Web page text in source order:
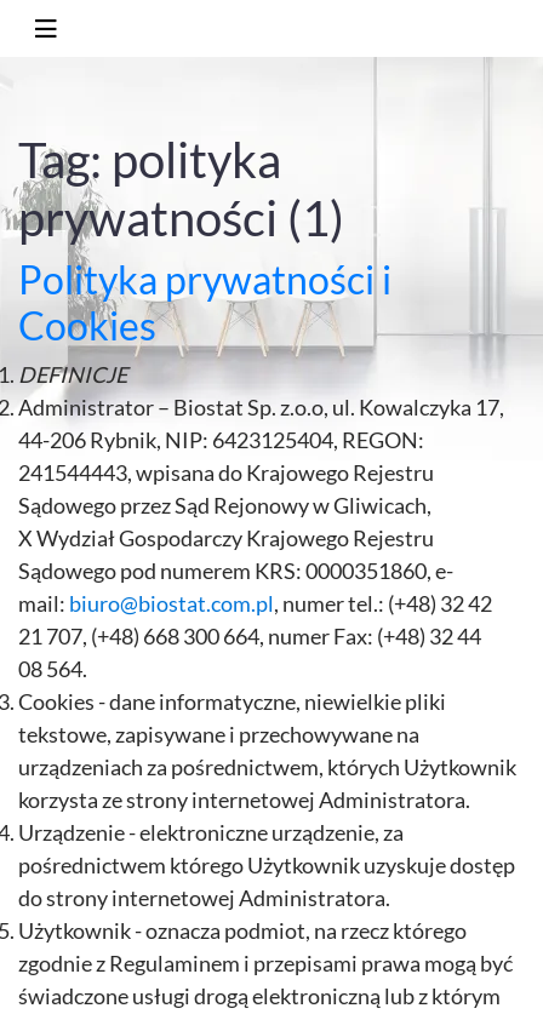
Tag: polityka
prywatności (1)
Polityka prywatności i
Cookies
DEFINICJE
Administrator – Biostat Sp. z.o.o, ul. Kowalczyka 17,
44-206 Rybnik, NIP: 6423125404, REGON:
241544443, wpisana do Krajowego Rejestru
Sądowego przez Sąd Rejonowy w Gliwicach,
X Wydział Gospodarczy Krajowego Rejestru
Sądowego pod numerem KRS: 0000351860, e-
mail: biuro@biostat.com.pl, numer tel.: (+48) 32 42
21 707, (+48) 668 300 664, numer Fax: (+48) 32 44
08 564.
Cookies - dane informatyczne, niewielkie pliki
tekstowe, zapisywane i przechowywane na
urządzeniach za pośrednictwem, których Użytkownik
korzysta ze strony internetowej Administratora.
Urządzenie - elektroniczne urządzenie, za
pośrednictwem którego Użytkownik uzyskuje dostęp
do strony internetowej Administratora.
Użytkownik - oznacza podmiot, na rzecz którego
zgodnie z Regulaminem i przepisami prawa mogą być
świadczone usługi drogą elektroniczną lub z którym